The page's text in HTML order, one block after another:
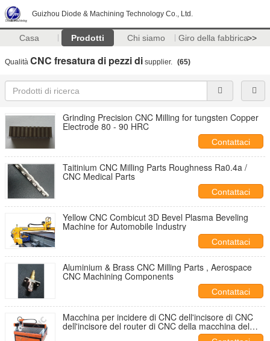
Guizhou Diode & Machining Technology Co., Ltd.
Casa Prodotti Chi siamo Giro della fabbrica>>
Qualità CNC fresatura di pezzi di supplier. (65)
Grinding Precision CNC Milling for tungsten Copper
Electrode 80 - 90 HRC
Contattaci
Taitinium CNC Milling Parts Roughness Ra0.4a /
CNC Medical Parts
Contattaci
Yellow CNC Combicut 3D Bevel Plasma Beveling
Machine for Automobile Industry
Contattaci
Aluminium & Brass CNC Milling Parts , Aerospace
CNC Machining Components
Contattaci
Macchina per incidere di CNC dell'incisore di CNC
dell'incisore del router di CNC della macchina del
router di CNC del router di CNC JCUT-1218A